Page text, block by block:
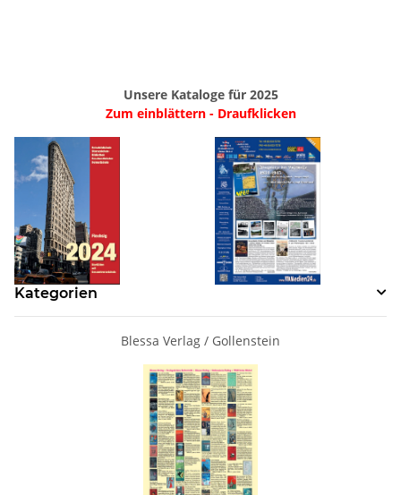
Unsere Kataloge für 2025
Zum einblättern - Draufklicken
Kategorien
Blessa Verlag / Gollenstein